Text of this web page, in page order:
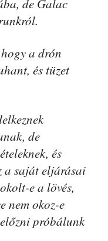
de Galac
a drón
és tüzet
de
és
a saját eljárásai
e a lövés,
nem okoz-e
próbálunk